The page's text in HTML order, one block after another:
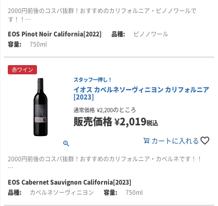
の暁の女神イオスに由来します。情熱的な性格ゆえに呪いを受けた彼女の物
語になぞらえ、EOSではすべてのブドウを夜明け前に手摘みで収穫。その情
現在では、かつてのパソ・ロブレス単一畑に限定された生産から一歩進み、
ます。持続可能な農法(CCSW認証)のもと管理された畑から、品種の個性を活
かした単一品種ワインを中心に、モダンで誠実なスタイルをリーズナブルな
価格で提供しています。
しかし猛暑や霜害に見舞われることもなく、このヴィンテージは過去10年間
でも屈指の仕上がりとなりました。この年のワインはすばらしい深み、骨
■栽培について
ど、有数のブドウ産地にある良質な畑からブドウを調達しています。これら
の地域は地理的に多様で、それぞれ独特の微気候を有しており、ユニークな
アロマ、フレーバー、テクスチャーを持つワインを生み出しています。
■イオスについて
イオスは、1980年代にイタリアから移住した、アルシエロ兄弟によってパ
ソ・ロブレスに創設され、大きな成功を収めたワイナリーです。2010年には
ビル・フォーリー率いるフォーリー・ファミリー・ワインズの一員となり、
新たな時代を迎えました。
ブランド名の「EOS」は、毎朝天の門を開けて太陽を昇らせるギリシャ神話
語になぞらえ、EOSではすべてのブドウを夜明け前に手摘みで収穫。その情
熱がワイン造りに注ぎ込まれています。
2000円前後のコスパ抜群！おすすめのカリフォルニア・ピノノワールで
す！！
■生産者のコメント
このワインは、ドライストロベリー、ルバーブ、プラム、大地を思わせるス
エールチーズのタルト、グリルしたサーモン、ハーブをきかせたチキンロー
ストと好相性です。アルコール度数13.5％。
■ヴィンテージについて
2022年のカリフォルニアの生育期は、乾燥した冬と降雨量の少ない穏やかな
春に始まり、初夏まで理想的な天候が続きました。8月下旬からの猛暑により
収穫は早まり、収量は平均を下回りましたが、凝縮した風味を持つ小粒のブ
ドウが収穫されました。総じて、このヴィンテージは優れた凝縮感と複雑な
風味を備えた、高品質なワインを生み出しています。
■栽培について
イオスでは、「偉大なワインは偉大な果実なしには造れない」と考えていま
ど、有数のブドウ産地にある良質な畑からブドウを調達しています。これら
の地域は地理的に多様で、それぞれ独特の微気候を有しており、ユニークな
EOS Pinot Noir California[2022]
ピノノワール
750ml
赤ワイン
スタッフ一押し！
イオス カベルネソーヴィニヨン カリフォルニア
[2023]
通常価格 ¥2,200のところ
販売価格¥2,019税込
カートに入れる
2000円前後のコスパ抜群！おすすめのカリフォルニア・カベルネです！！
このワインは、ボイセンベリー、ブラックチェリー、トフィーの香りから始
まります。口に含むと、ダークプラム、チェリー、ブラックティー、モカの
EOS Cabernet Sauvignon California[2023]
カベルネソーヴィニヨン
750ml